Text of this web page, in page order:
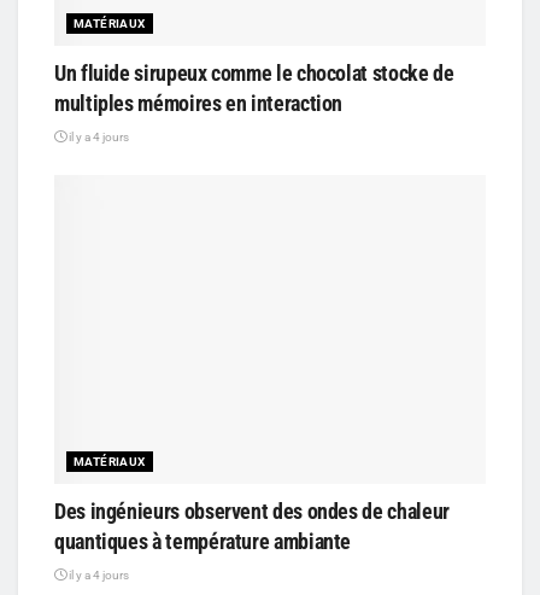
MATÉRIAUX
Un fluide sirupeux comme le chocolat stocke de
multiples mémoires en interaction
il y a 4 jours
MATÉRIAUX
Des ingénieurs observent des ondes de chaleur
quantiques à température ambiante
il y a 4 jours